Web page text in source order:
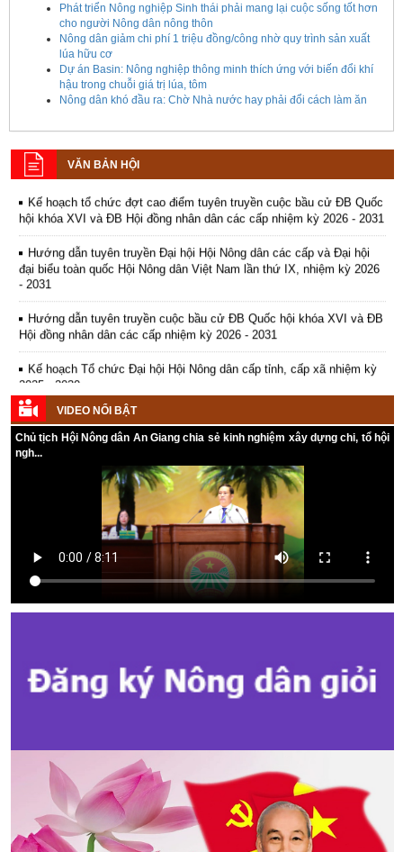
Phát triển Nông nghiệp Sinh thái phải mang lại cuộc sống tốt hơn
cho người Nông dân nông thôn
Nông dân giảm chi phí 1 triệu đồng/công nhờ quy trình sản xuất
lúa hữu cơ
Dự án Basin: Nông nghiệp thông minh thích ứng với biến đổi khí
hậu trong chuỗi giá trị lúa, tôm
Nông dân khó đầu ra: Chờ Nhà nước hay phải đổi cách làm ăn
VĂN BẢN HỘI
Kế hoạch tổ chức đợt cao điểm tuyên truyền cuộc bầu cử ĐB Quốc
Hướng dẫn tuyên truyền Đại hội Hội Nông dân các cấp và Đại hội
đại biểu toàn quốc Hội Nông dân Việt Nam lần thứ IX, nhiệm kỳ 2026
- 2031
Hướng dẫn tuyên truyền cuộc bầu cử ĐB Quốc hội khóa XVI và ĐB
Hội đồng nhân dân các cấp nhiệm kỳ 2026 - 2031
Kế hoạch Tổ chức Đại hội Hội Nông dân cấp tỉnh, cấp xã nhiệm kỳ
2025 - 2030
VIDEO NỔI BẬT
Chủ tịch Hội Nông dân An Giang chia sẻ kinh nghiệm xây dựng chi, tổ hội
ngh...